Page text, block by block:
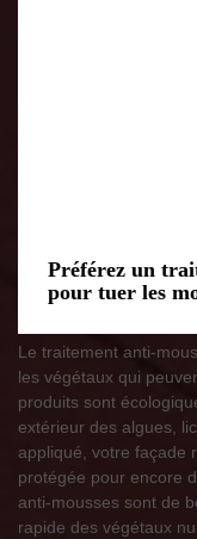
Préférez un
pour tuer les
Le traitement anti-
les végétaux qui
produits sont
extérieur des algues,
appliqué, votre façade
protégée pour encore
anti-mousses sont de
rapide des végétaux